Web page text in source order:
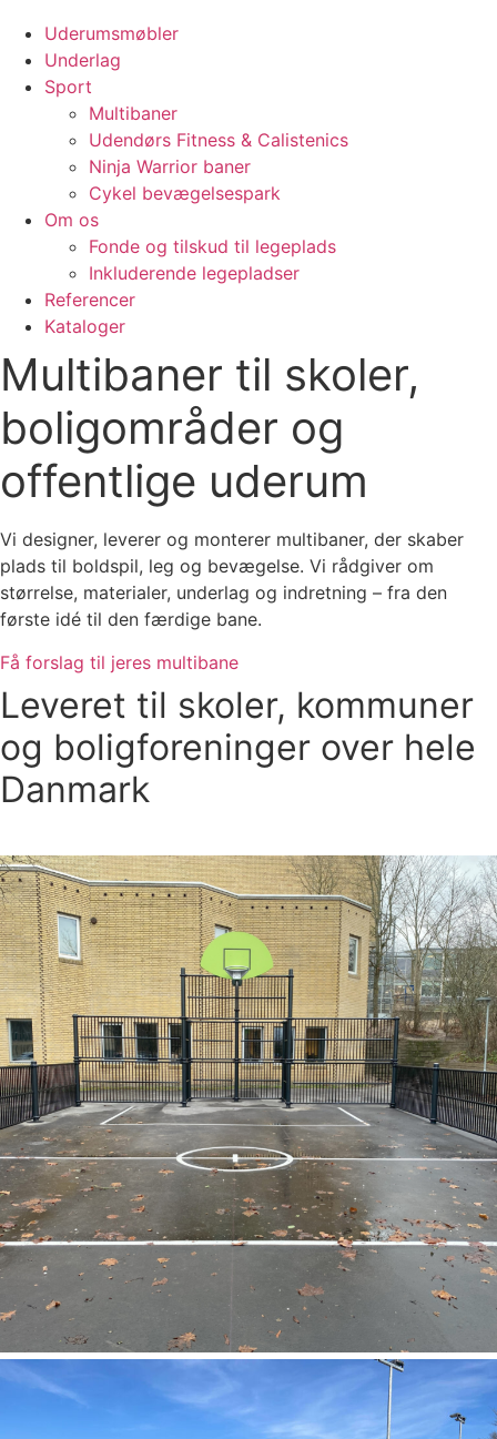
Uderumsmøbler
Underlag
Sport
Multibaner
Udendørs Fitness & Calistenics
Ninja Warrior baner
Cykel bevægelsespark
Om os
Fonde og tilskud til legeplads
Inkluderende legepladser
Referencer
Kataloger
Multibaner til skoler,
boligområder og
offentlige uderum
Vi designer, leverer og monterer multibaner, der skaber
plads til boldspil, leg og bevægelse. Vi rådgiver om
størrelse, materialer, underlag og indretning – fra den
første idé til den færdige bane.
Få forslag til jeres multibane
Leveret til skoler, kommuner
og boligforeninger over hele
Danmark